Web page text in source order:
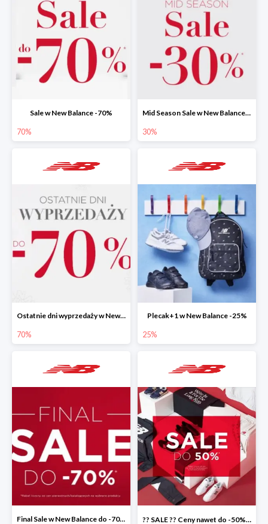
Sale w New Balance -70%
70%
Mid Season Sale w New Balance -30%
30%
Ostatnie dni wyprzedaży w New Balance do -70%
70%
Plecak+1 w New Balance -25%
25%
Final Sale w New Balance do -70% ?? SALE ?? Ceny nawet do -50% ⬇️⬇️